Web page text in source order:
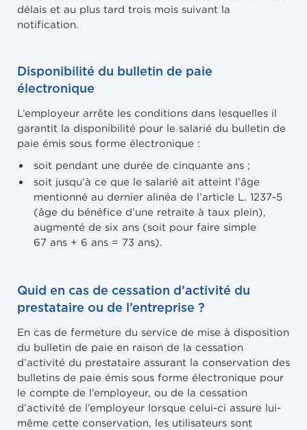
délais et au plus tard trois mois suivant la
notification.
Disponibilité du bulletin de paie
électronique
L’employeur arrête les conditions dans lesquelles il
garantit la disponibilité pour le salarié du bulletin de
paie émis sous forme électronique :
soit pendant une durée de cinquante ans ;
soit jusqu’à ce que le salarié ait atteint l’âge
mentionné au dernier alinéa de l’article L. 1237-5
(âge du bénéfice d’une retraite à taux plein),
augmenté de six ans (soit pour faire simple
67 ans + 6 ans = 73 ans).
Quid en cas de cessation d’activité du
prestataire ou de l’entreprise ?
En cas de fermeture du service de mise à disposition
du bulletin de paie en raison de la cessation
d’activité du prestataire assurant la conservation des
bulletins de paie émis sous forme électronique pour
le compte de l’employeur, ou de la cessation
d’activité de l’employeur lorsque celui-ci assure lui-
même cette conservation, les utilisateurs sont